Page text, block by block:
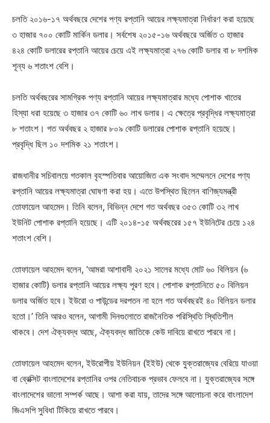
চলতি ২০১৬-১৭ অর্থবছরে দেশের পণ্য রপ্তানি আয়ের লক্ষ্যমাত্রা নির্ধারণ করা হয়েছে
৩ হাজার ৭০০ কোটি মার্কিন ডলার। সর্বশেষ ২০১৫-১৬ অর্থবছরে অর্জিত ৩ হাজার
৪২৪ কোটি ডলারের রপ্তানি আয়ের চেয়ে এই লক্ষ্যমাত্রা ২৭৬ কোটি ডলার বা ৮ দশমিক
শূন্য ৬ শতাংশ বেশি।
চলতি অর্থবছরের সামগ্রিক পণ্য রপ্তানি আয়ের লক্ষ্যমাত্রার মধ্যে পোশাক খাতের
হিস্যা ধরা হয়েছে ৩ হাজার ৩৭ কোটি ৬০ লাখ ডলার। এ ক্ষেত্রে প্রবৃদ্ধির লক্ষ্যমাত্রা
৮ শতাংশ। গত অর্থবছর ২ হাজার ৮০৯ কোটি ডলারের পোশাক রপ্তানি হয়েছে।
প্রবৃদ্ধি ছিল ১০ দশমিক ২১ শতাংশ।
রাজধানীর সচিবালয়ে গতকাল বৃহস্পতিবার আয়োজিত এক সংবাদ সম্মেলনে দেশের পণ্য
রপ্তানি আয়ের লক্ষ্যমাত্রা ঘোষণা করা হয়। এতে উপস্থিত ছিলেন বাণিজ্যমন্ত্রী
তোফায়েল আহমেদ। তিনি বলেন, বিভিন্ন দেশে গত অর্থবছর ৩৫৩ কোটি ৩২ লাখ
ইউনিট পোশাক রপ্তানি হয়েছে। এটি ২০১৪-১৫ অর্থবছরের ১৫৭ ইউনিটের চেয়ে ১২৪
শতাংশ বেশি।
তোফায়েল আহমেদ বলেন, ‘আমরা আশাবাদী ২০২১ সালের মধ্যে মোট ৬০ বিলিয়ন (৬
হাজার কোটি) ডলার রপ্তানি আয়ের লক্ষ্য পূরণ হবে। পোশাক রপ্তানিতে ৫০ বিলিয়ন
ডলার অর্জিত হবে। ইউরো ও পাউন্ডের দরপতন না হলে গত অর্থবছরই ৪০ বিলিয়ন ডলার
হতো।’ তিনি আরও বলেন, আগামী দিনগুলোতে রাজনৈতিক পরিস্থিতি স্থিতিশীল
থাকবে। দেশ ঐক্যবদ্ধ আছে, ঐক্যবদ্ধ জাতিকে কেউ দাবিয়ে রাখতে পারবে না।
তোফায়েল আহমেদ বলেন, ইউরোপীয় ইউনিয়ন (ইইউ) থেকে যুক্তরাজ্যের বেরিয়ে যাওয়া
বা ব্রেক্সিট বাংলাদেশের রপ্তানির ওপর নেতিবাচক প্রভাব ফেলবে না। যুক্তরাজ্যের সঙ্গে
বাংলাদেশের ভালো সম্পর্ক আছে। আশা করা যায়, তাদের সঙ্গে আলোচনা করে বাংলাদেশ
জিএসপি সুবিধা টিকিয়ে রাখতে পারবে।